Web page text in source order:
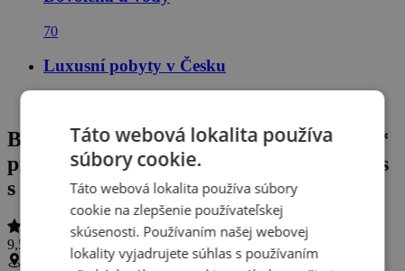
70
Luxusní pobyty v Česku
Brnianska priehrada: Hotel Rakovec ***
pri pláži s polpenziou + vstup do wellness
s bazénom a vírivkou
9,5 / 10 36 hodnotení
Táto webová lokalita používa
súbory cookie.
Táto webová lokalita používa súbory
cookie na zlepšenie používateľskej
skúsenosti. Používaním našej webovej
lokality vyjadrujete súhlas s používaním